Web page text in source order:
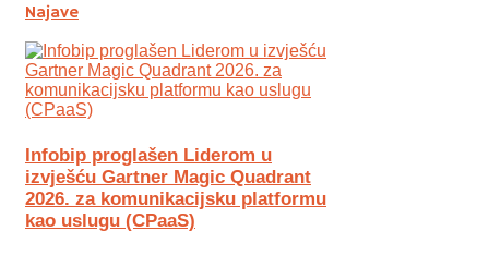
Najave
Infobip proglašen Liderom u
izvješću Gartner Magic Quadrant
2026. za komunikacijsku platformu
kao uslugu (CPaaS)